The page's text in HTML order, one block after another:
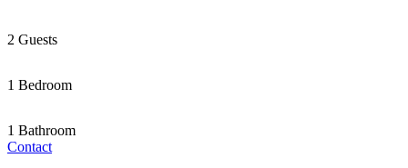
2 Guests
1 Bedroom
1 Bathroom
Contact